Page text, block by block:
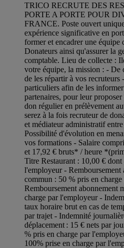
TRICO RECRUTE DES
PORTE A PORTE POUR
FRANCE. Poste ouvert
expérience significative en
former et encadrer une équipe
Donateurs ainsi qu'assurer la
comptable. Lieu de collecte :
votre équipe, la mission : - De
de les répartir à vos recruteurs
particuliers afin de les
partenaires, pour leur
don régulier en prélèvement
serez à la fois recruteur de
et médiateur administratif
Possibilité d'évolution en
vos formations - Salaire
et 17,92 € bruts* / heure
Titre Restaurant : 10,00 €
l'employeur - Remboursement
commun : 50 % pris en
Remboursement abonnement
charge par l'employeur -
taux horaire brut en cas de
par trajet - Indemnité
déplacement : 15 € nets par
% pris en charge par
100% prise en charge par